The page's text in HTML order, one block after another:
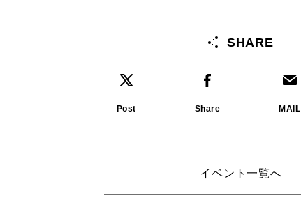
SHARE
Post Share MAIL
イベント一覧へ